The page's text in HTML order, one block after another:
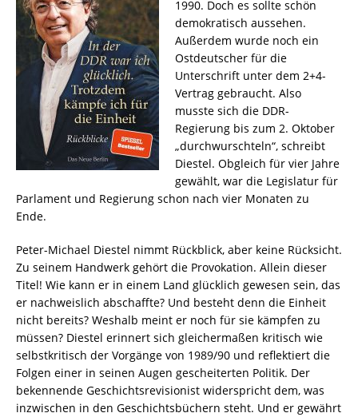
1990. Doch es sollte schön
demokratisch aussehen.
Außerdem wurde noch ein
Ostdeutscher für die
Unterschrift unter dem 2+4-
Vertrag gebraucht. Also
musste sich die DDR-
Regierung bis zum 2. Oktober
„durchwurschteln“, schreibt
Diestel. Obgleich für vier Jahre
gewählt, war die Legislatur für
Parlament und Regierung schon nach vier Monaten zu
Ende.
Peter-Michael Diestel nimmt Rückblick, aber keine Rücksicht.
Zu seinem Handwerk gehört die Provokation. Allein dieser
Titel! Wie kann er in einem Land glücklich gewesen sein, das
er nachweislich abschaffte? Und besteht denn die Einheit
nicht bereits? Weshalb meint er noch für sie kämpfen zu
müssen? Diestel erinnert sich gleichermaßen kritisch wie
selbstkritisch der Vorgänge von 1989/90 und reflektiert die
Folgen einer in seinen Augen gescheiterten Politik. Der
bekennende Geschichtsrevisionist widerspricht dem, was
inzwischen in den Geschichtsbüchern steht. Und er gewährt